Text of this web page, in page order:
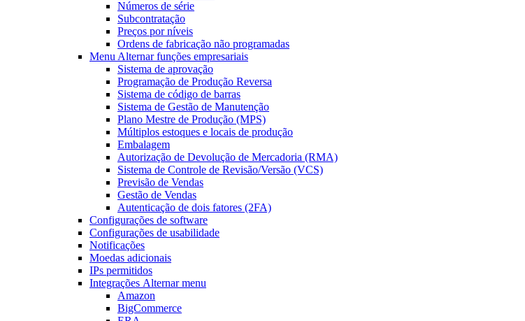
Números de série
Subcontratação
Preços por níveis
Ordens de fabricação não programadas
Menu Alternarfunções empresariais
Sistema de aprovação
Programação de Produção Reversa
Sistema de código de barras
Sistema de Gestão de Manutenção
Plano Mestre de Produção (MPS)
Múltiplos estoques e locais de produção
Embalagem
Autorização de Devolução de Mercadoria (RMA)
Sistema de Controle de Revisão/Versão (VCS)
Previsão de Vendas
Gestão de Vendas
Autenticação de dois fatores (2FA)
Configurações de software
Configurações de usabilidade
Notificações
Moedas adicionais
IPs permitidos
Integrações Alternar menu
Amazon
BigCommerce